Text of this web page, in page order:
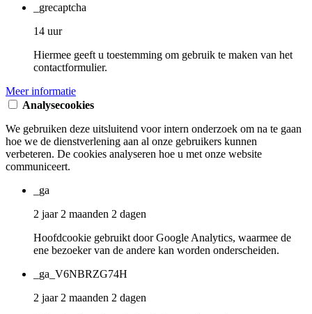
_grecaptcha
14 uur
Hiermee geeft u toestemming om gebruik te maken van het
contactformulier.
Meer informatie
Analysecookies
We gebruiken deze uitsluitend voor intern onderzoek om na te gaan
hoe we de dienstverlening aan al onze gebruikers kunnen
verbeteren. De cookies analyseren hoe u met onze website
communiceert.
_ga
2 jaar 2 maanden 2 dagen
Hoofdcookie gebruikt door Google Analytics, waarmee de
ene bezoeker van de andere kan worden onderscheiden.
_ga_V6NBRZG74H
2 jaar 2 maanden 2 dagen